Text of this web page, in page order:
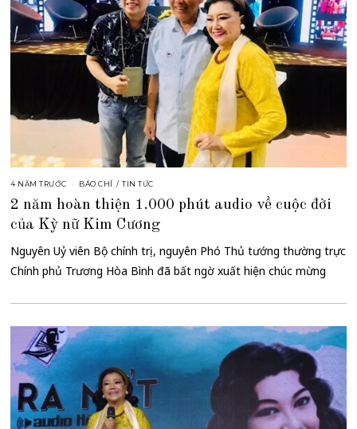
4 NĂM TRƯỚC BÁO CHÍ / TIN TỨC
2 năm hoàn thiện 1.000 phút audio về cuộc đời
của Kỳ nữ Kim Cương
Nguyên Uỷ viên Bộ chính trị, nguyên Phó Thủ tướng thường trực
Chính phủ Trương Hòa Bình đã bất ngờ xuất hiện chúc mừng